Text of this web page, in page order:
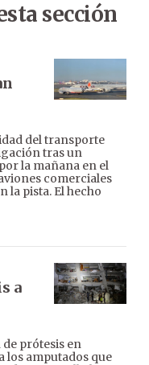
sección
del transporte
tras un
la mañana en el
comerciales
la pista. El hecho
a
prótesis en
los amputados que